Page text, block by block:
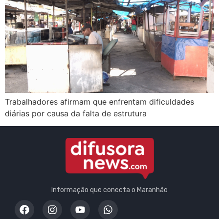
Trabalhadores afirmam que enfrentam dificuldades
diárias por causa da falta de estrutura
Informação que conecta o Maranhão